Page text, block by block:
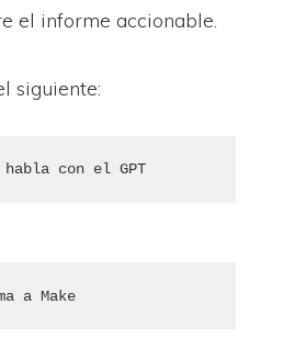
el informe accionable.
siguiente:
con el GPT
a Make